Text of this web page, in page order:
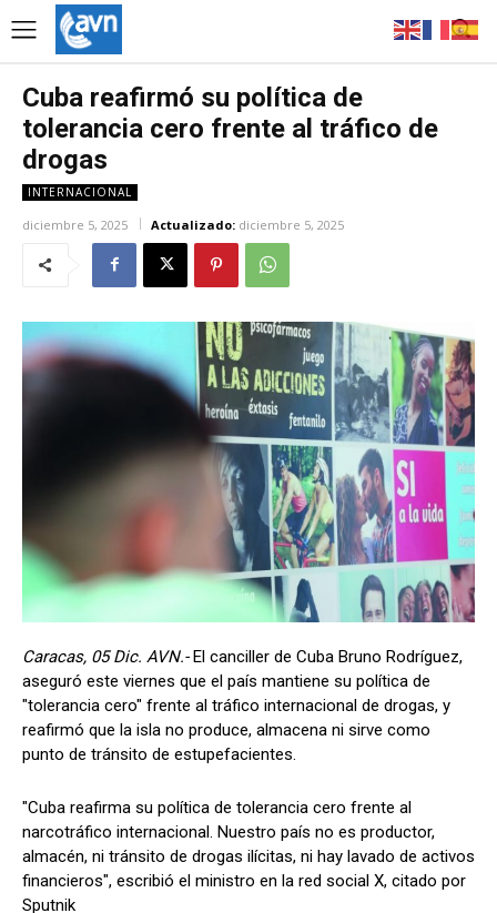
Cuba reafirmó su política de
tolerancia cero frente al tráfico de
drogas
INTERNACIONAL
diciembre 5, 2025 Actualizado: diciembre 5, 2025
Caracas, 05 Dic. AVN.-El canciller de Cuba Bruno Rodríguez,
aseguró este viernes que el país mantiene su política de
"tolerancia cero" frente al tráfico internacional de drogas, y
reafirmó que la isla no produce, almacena ni sirve como
punto de tránsito de estupefacientes.
"Cuba reafirma su política de tolerancia cero frente al
narcotráfico internacional. Nuestro país no es productor,
almacén, ni tránsito de drogas ilícitas, ni hay lavado de activos
financieros", escribió el ministro en la red social X, citado por
Sputnik